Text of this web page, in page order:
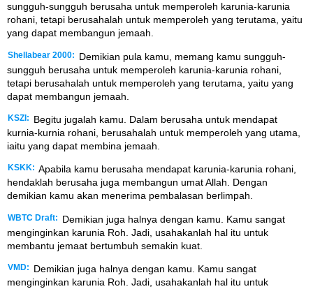
sungguh-sungguh berusaha untuk memperoleh karunia-karunia
rohani, tetapi berusahalah untuk memperoleh yang terutama, yaitu
yang dapat membangun jemaah.
Shellabear 2000:
Demikian pula kamu, memang kamu sungguh-
sungguh berusaha untuk memperoleh karunia-karunia rohani,
tetapi berusahalah untuk memperoleh yang terutama, yaitu yang
dapat membangun jemaah.
KSZI:
Begitu jugalah kamu. Dalam berusaha untuk mendapat
kurnia-kurnia rohani, berusahalah untuk memperoleh yang utama,
iaitu yang dapat membina jemaah.
KSKK: Apabila kamu berusaha mendapat karunia-karunia rohani,
hendaklah berusaha juga membangun umat Allah. Dengan
demikian kamu akan menerima pembalasan berlimpah.
WBTC Draft:
Demikian juga halnya dengan kamu. Kamu sangat
menginginkan karunia Roh. Jadi, usahakanlah hal itu untuk
membantu jemaat bertumbuh semakin kuat.
VMD:
Demikian juga halnya dengan kamu. Kamu sangat
menginginkan karunia Roh. Jadi, usahakanlah hal itu untuk